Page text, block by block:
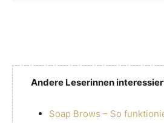
Andere Leserinnen
Soap Brows – So